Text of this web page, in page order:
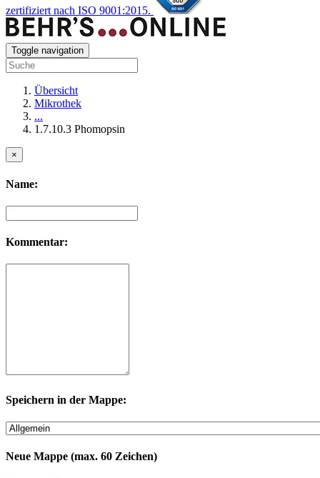
zertifiziert nach ISO 9001:2015.
Toggle navigation
Übersicht
Mikrothek
...
1.7.10.3 Phomopsin
×
Name:
Kommentar:
Speichern in der Mappe:
Neue Mappe (max. 60 Zeichen)